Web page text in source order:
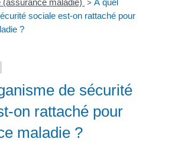
maladie) > À quel
sociale est-on rattaché pour
?
de sécurité
on rattaché pour
maladie ?